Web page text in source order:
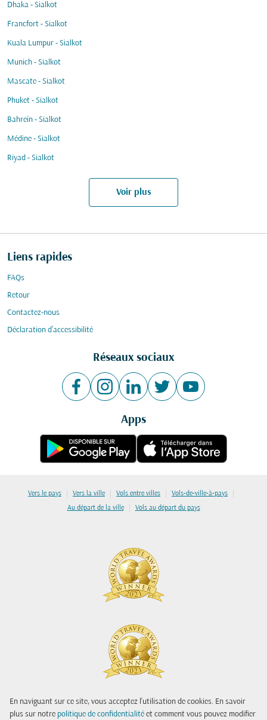
En naviguant sur ce site, vous acceptez l'utilisation de cookies. En savoir
plus sur notre politique de confidentialité et comment vous pouvez modifier
Dhaka - Sialkot
Francfort - Sialkot
Kuala Lumpur - Sialkot
Munich - Sialkot
Mascate - Sialkot
Phuket - Sialkot
Bahreïn - Sialkot
Médine - Sialkot
Riyad - Sialkot
Voir plus
Liens rapides
FAQs
Retour
Contactez-nous
Déclaration d’accessibilité
Réseaux sociaux
Apps
Vers le pays | Vers la ville | Vols entre villes | Vols-de-ville-à-pays |
Au départ de la ville | Vols au départ du pays